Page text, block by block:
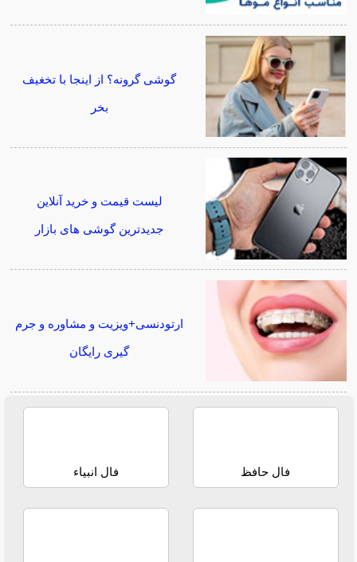
گوشی گرونه؟ از اینجا با تخغیف
بخر
لیست قیمت و خرید آنلاین
جدیدترین گوشی های بازار
ارتودنسی+ویزیت و مشاوره و جرم
گیری رایگان
فال حافظ فال انبیاء